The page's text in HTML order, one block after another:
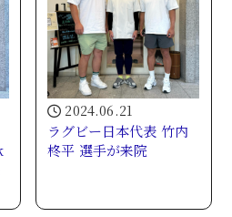
2024.06.21
ラグビー日本代表 竹内
柊平 選手が来院